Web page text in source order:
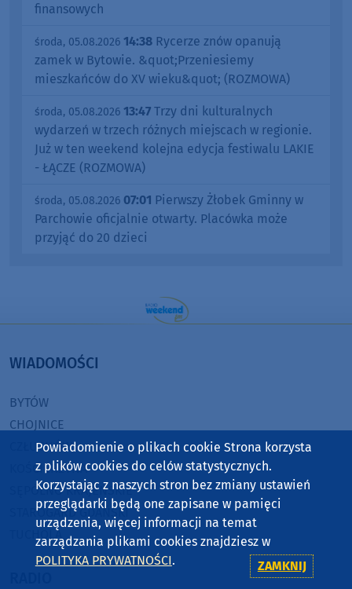
finansowych
środa, 05.08.2026 14:38 Rycerze znów opanują
zamek w Bytowie. &quot;Przeniesiemy
mieszkańców do XV wieku&quot; (ROZMOWA)
środa, 05.08.2026 13:47 Trzy dni kulturalnych
wydarzeń w trzech różnych miejscach w regionie.
Już w ten weekend kolejna edycja festiwalu LAKIE
- ŁĄCZE (ROZMOWA)
środa, 05.08.2026 07:01 Pierwszy Żłobek Gminny w
Parchowie oficjalnie otwarty. Placówka może
przyjąć do 20 dzieci
WIADOMOŚCI
BYTÓW
CHOJNICE
CZŁUCHÓW
KOŚCIERZYNA
SĘPÓLNO KRAJEŃSKIE
STAROGARD GDAŃSKI
TUCHOLA
Powiadomienie o plikach cookie Strona korzysta
z plików cookies do celów statystycznych.
Korzystając z naszych stron bez zmiany ustawień
przeglądarki będą one zapisane w pamięci
urządzenia, więcej informacji na temat
zarządzania plikami cookies znajdziesz w
POLITYKA PRYWATNOŚCI. ZAMKNIJ